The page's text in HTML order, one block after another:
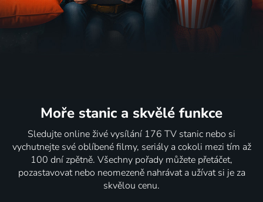
Moře stanic a skvělé funkce
Sledujte online živé vysílání 176 TV stanic nebo si
vychutnejte své oblíbené filmy, seriály a cokoli mezi tím až
100 dní zpětně. Všechny pořady můžete přetáčet,
pozastavovat nebo neomezeně nahrávat a užívat si je za
skvělou cenu.